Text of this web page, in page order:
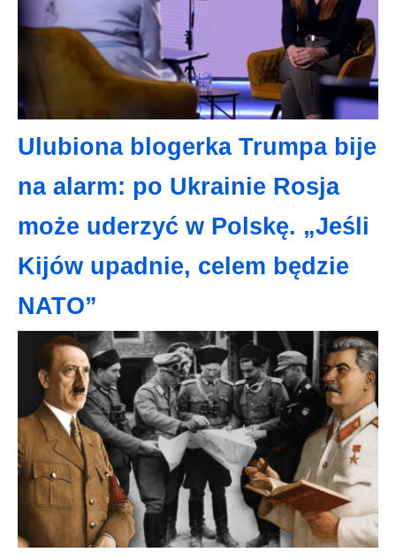
Ulubiona blogerka Trumpa bije
na alarm: po Ukrainie Rosja
może uderzyć w Polskę. „Jeśli
Kijów upadnie, celem będzie
NATO”